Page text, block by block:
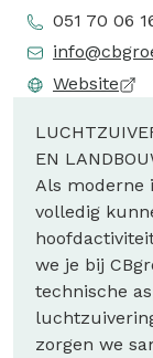
051 70 06
Website
EN
Als moderne
volledig
we je bij
technische
zorgen we